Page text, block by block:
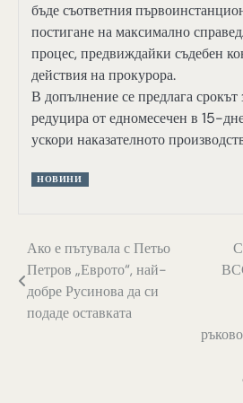
бъде съответния
постигане на максимално
процес, предвиждайки съдебен
действия на прокурора.
В допълнение се предлага срокът
редуцира от едномесечен в 15-
ускори наказателното
НОВИНИ
Навигация
Ако е пътувала с Петьо
Петров „Еврото“, най-
добре Русинова да си
подаде оставката